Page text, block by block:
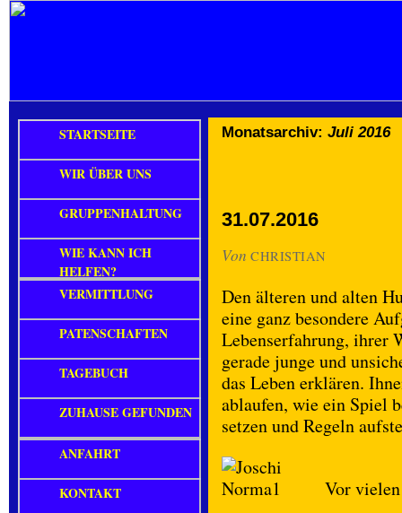
Monatsarchiv: Juli 2016
31.07.2016
Von CHRISTIAN
Den älteren und alten
eine ganz besondere
Lebenserfahrung, ihrer
gerade junge und
das Leben erklären.
ablaufen, wie ein Spiel
setzen und Regeln
Vor
STARTSEITE
WIR ÜBER UNS
GRUPPENHALTUNG
WIE KANN ICH
HELFEN?
VERMITTLUNG
PATENSCHAFTEN
TAGEBUCH
ZUHAUSE GEFUNDEN
ANFAHRT
KONTAKT